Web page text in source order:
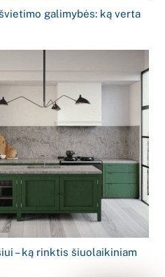
galimybės: ką verta
– ką rinktis šiuolaikiniam